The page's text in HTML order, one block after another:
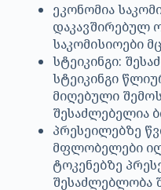
ეკონომია
დაკავშირებულ
საკომისიოები
სტეიკინგი:
სტეიკინგი
მიღებული
შესაძლებელია
პრესეილებზე
მფლობელები
ტოკენებზე
შესაძლებლობა